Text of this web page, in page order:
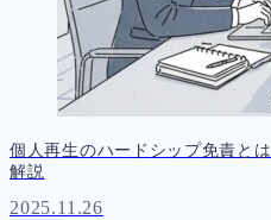
個人再生のハードシップ免責と
解説
2025.11.26